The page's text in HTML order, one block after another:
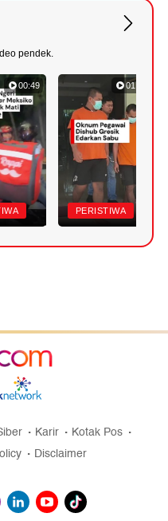
pendek.
00:49 01:13
PERISTIWA
Karir
Kotak Pos
Disclaimer